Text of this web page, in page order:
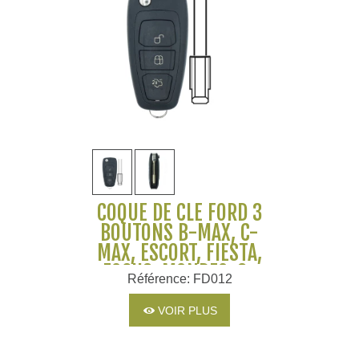
COQUE DE CLÉ FORD 3
BOUTONS B-MAX, C-
MAX, ESCORT, FIESTA,
FOCUS, MONDEO, S-
MAX
Référence: FD012
VOIR PLUS